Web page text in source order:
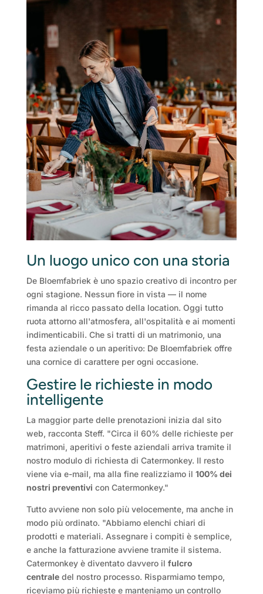
Un luogo unico con una storia
De Bloemfabriek è uno spazio creativo di incontro per
ogni stagione. Nessun fiore in vista — il nome
rimanda al ricco passato della location. Oggi tutto
ruota attorno all'atmosfera, all'ospitalità e ai momenti
indimenticabili. Che si tratti di un matrimonio, una
festa aziendale o un aperitivo: De Bloemfabriek offre
una cornice di carattere per ogni occasione.
Gestire le richieste in modo
intelligente
La maggior parte delle prenotazioni inizia dal sito
web, racconta Steff. "Circa il 60% delle richieste per
matrimoni, aperitivi o feste aziendali arriva tramite il
nostro modulo di richiesta di Catermonkey. Il resto
viene via e-mail, ma alla fine realizziamo il 100% dei
nostri preventivi con Catermonkey."
Tutto avviene non solo più velocemente, ma anche in
modo più ordinato. "Abbiamo elenchi chiari di
prodotti e materiali. Assegnare i compiti è semplice,
e anche la fatturazione avviene tramite il sistema.
Catermonkey è diventato davvero il fulcro
centraledel nostro processo. Risparmiamo tempo,
riceviamo più richieste e manteniamo un controllo